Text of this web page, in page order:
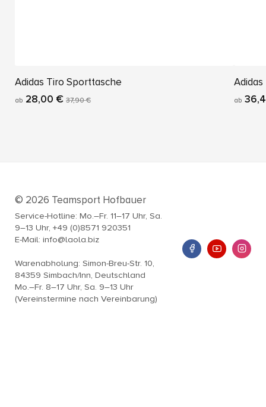
Adidas Tiro Sporttasche
ab 28,00 € 37,90 € ab
© 2026 Teamsport Hofbauer
Service-Hotline: Mo.–Fr. 11–17 Uhr, Sa.
9–13 Uhr, +49 (0)8571 920351
E-Mail: info@laola.biz
Warenabholung: Simon-Breu-Str. 10,
84359 Simbach/Inn, Deutschland
Mo.–Fr. 8–17 Uhr, Sa. 9–13 Uhr
(Vereinstermine nach Vereinbarung)